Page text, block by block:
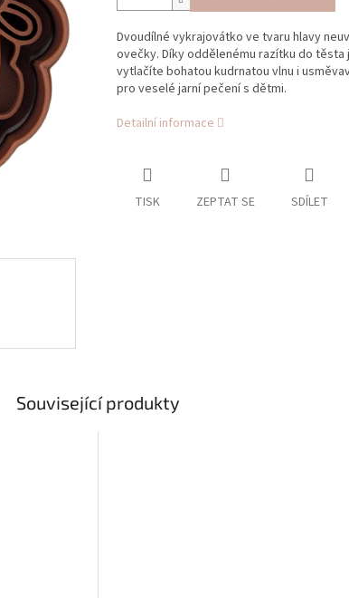
Dvoudílné vykrajovátko ve tvaru hlavy
ovečky. Díky oddělenému razítku do těsta
vytlačíte bohatou kudrnatou vlnu i
pro veselé jarní pečení s dětmi.
Detailní informace
TISK ZEPTAT SE SDÍLET
Související produkty